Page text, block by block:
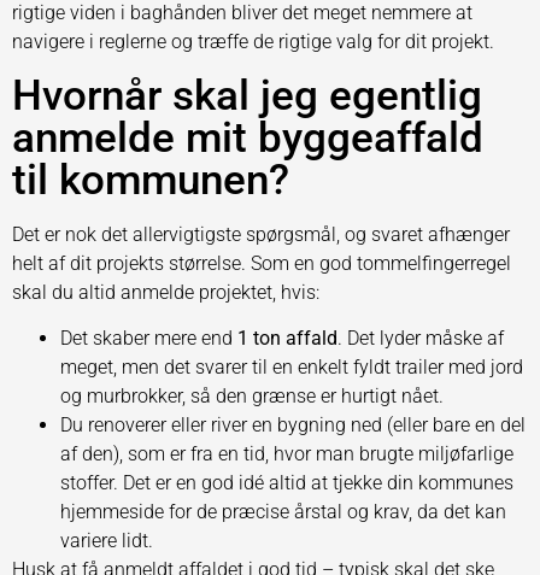
rigtige viden i baghånden bliver det meget nemmere at
navigere i reglerne og træffe de rigtige valg for dit projekt.
Hvornår skal jeg egentlig
anmelde mit byggeaffald
til kommunen?
Det er nok det allervigtigste spørgsmål, og svaret afhænger
helt af dit projekts størrelse. Som en god tommelfingerregel
skal du altid anmelde projektet, hvis:
Det skaber mere end 1 ton affald. Det lyder måske af
meget, men det svarer til en enkelt fyldt trailer med jord
og murbrokker, så den grænse er hurtigt nået.
Du renoverer eller river en bygning ned (eller bare en del
af den), som er fra en tid, hvor man brugte miljøfarlige
stoffer. Det er en god idé altid at tjekke din kommunes
hjemmeside for de præcise årstal og krav, da det kan
variere lidt.
Husk at få anmeldt affaldet i god tid – typisk skal det ske